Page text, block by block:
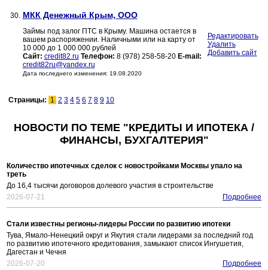
30. МКК Денежный Крым, ООО
Займы под залог ПТС в Крыму. Машина остается в
вашем распоряжении. Наличными или на карту от
10 000 до 1 000 000 рублей
Сайт: credit82.ru Телефон: 8 (978) 258-58-20 E-mail:
credit82ru@yandex.ru
Дата последнего изменения: 19.08.2020
Редактировать
Удалить
Добавить сайт
Страницы: 1 2 3 4 5 6 7 8 9 10
НОВОСТИ ПО ТЕМЕ "КРЕДИТЫ И ИПОТЕКА /
ФИНАНСЫ, БУХГАЛТЕРИЯ"
Количество ипотечных сделок с новостройками Москвы упало на
треть
До 16,4 тысячи договоров долевого участия в строительстве
2026-07-21
Подробнее
Стали известны регионы-лидеры России по развитию ипотеки
Тува, Ямало-Ненецкий округ и Якутия стали лидерами за последний год
по развитию ипотечного кредитования, замыкают список Ингушетия,
Дагестан и Чечня
2026-07-20
Подробнее